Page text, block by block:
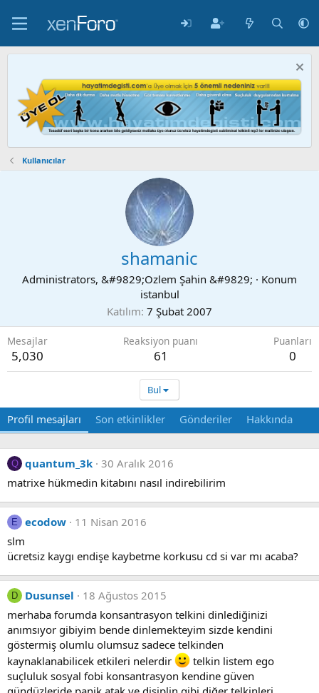
Kullanıcılar
shamanic
Administrators, &#9829;Ozlem Şahin &#9829; · Konum
istanbul
Katılım 7 Şubat 2007
Mesajlar
5,030
Reaksiyon puanı
61
Puanları
0
Bul
Profil mesajları Son etkinlikler Gönderiler Hakkında
Q quantum_3k 30 Aralık 2016
matrixe hükmedin kitabını nasıl indirebilirim
E ecodow
11 Nisan 2016
slm
ücretsiz kaygı endişe kaybetme korkusu cd si var mı acaba?
D Dusunsel
18 Ağustos 2015
merhaba forumda konsantrasyon telkini dinlediğinizi
anımsıyor gibiyim bende dinlemekteyim sizde kendini
göstermiş olumlu olumsuz sadece telkinden
kaynaklanabilicek etkileri nelerdir
telkin listem ego
suçluluk sosyal fobi konsantrasyon kendine güven